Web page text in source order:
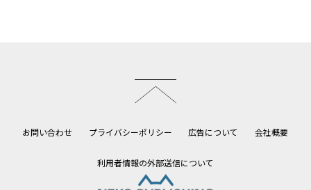
お問い合わせ プライバシーポリシー 広告について 会社概要
利用者情報の外部送信について